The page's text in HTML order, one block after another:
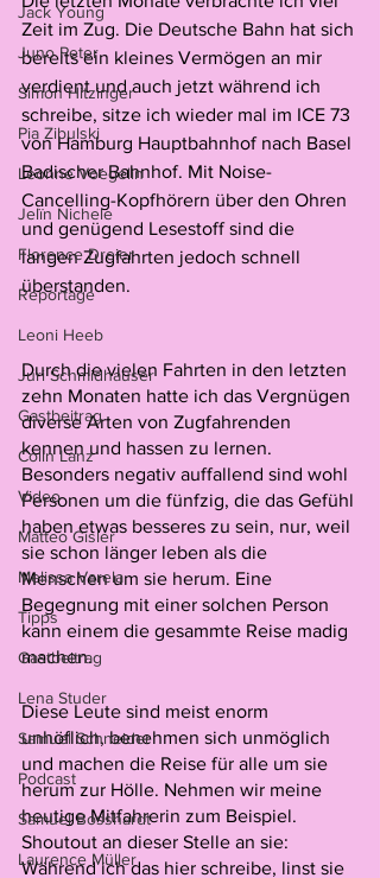
Jack Young
Juno Peter
Simon Hitzinger
Pia Zibulski
Leonne Voegelin
Jelïn Nichele
Florence Dreier
Reportage
Leoni Heeb
Juri Schmidhauser
Gastbeitrag
Colin Lanz
Video
Matteo Gisler
Melissa Varela
Tipps
Gastbeitrag
Lena Studer
Samuel Schneider
Podcast
Samuel Bosshardt
Laurence Müller
Zeit im Zug. Die Deutsche Bahn hat sich
bereits ein kleines Vermögen an mir
verdient und auch jetzt während ich
schreibe, sitze ich wieder mal im ICE 73
von Hamburg Hauptbahnhof nach Basel
Badischer Bahnhof. Mit Noise-
Cancelling-Kopfhörern über den Ohren
und genügend Lesestoff sind die
langen Zugfahrten jedoch schnell
überstanden.
Durch die vielen Fahrten in den letzten
zehn Monaten hatte ich das Vergnügen
diverse Arten von Zugfahrenden
kennen und hassen zu lernen.
Besonders negativ auffallend sind wohl
Personen um die fünfzig, die das Gefühl
haben etwas besseres zu sein, nur, weil
sie schon länger leben als die
Menschen um sie herum. Eine
Begegnung mit einer solchen Person
kann einem die gesammte Reise madig
machen.
Diese Leute sind meist enorm
unhöflich, benehmen sich unmöglich
und machen die Reise für alle um sie
herum zur Hölle. Nehmen wir meine
heutige Mitfahrerin zum Beispiel.
Shoutout an dieser Stelle an sie:
Während ich das hier schreibe, linst sie